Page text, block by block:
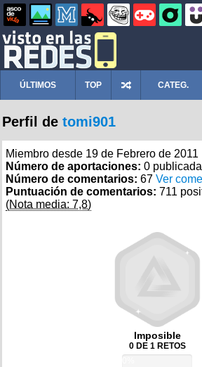
ÚLTIMOS TOP CATEG.
Perfil de tomi901
Miembro desde 19 de Febrero de 2011
Número de aportaciones: 0
Número de comentarios: 67 Ver
Puntuación de comentarios: 711
(Nota media: 7,8)
Imposible
0 DE 1 RETOS